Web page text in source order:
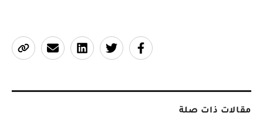
مقالات ذات صلة